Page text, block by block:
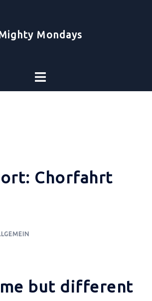
Mondays
Toggle
Chorfahrt
but different